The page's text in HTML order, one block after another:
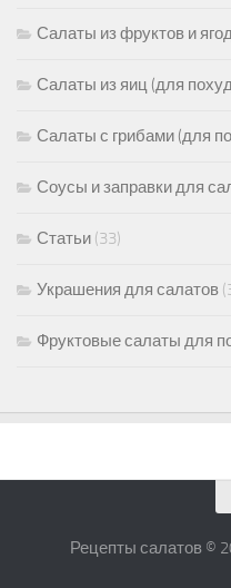
Салаты из фруктов и ягод
Салаты из яиц (для
Салаты с грибами (для
Соусы и заправки для
Статьи (33)
Украшения для салатов
Фруктовые салаты для
Рецепты салатов ©